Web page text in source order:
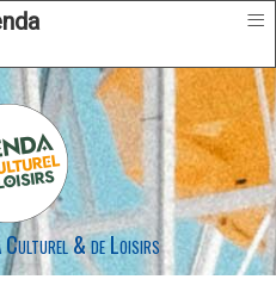
≡
Culturel & de Loisirs